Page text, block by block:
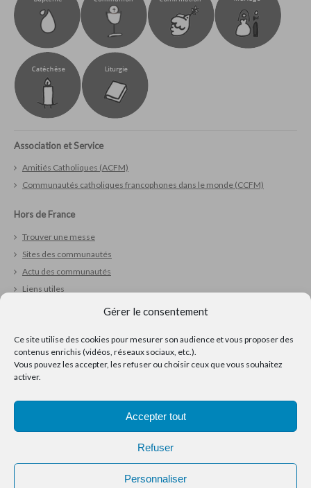
Gérer le consentement
Ce site utilise des cookies pour mesurer son audience et vous proposer des
contenus enrichis (vidéos, réseaux sociaux, etc.).
Vous pouvez les accepter, les refuser ou choisir ceux que vous souhaitez
activer.
Accepter tout
Refuser
Personnaliser
Association et Service
Amitiés Catholiques (ACFM)
Communautés catholiques francophones dans le monde (CCFM)
Hors de France
Trouver une messe
Sites des communautés
Actu des communautés
Liens utiles
Réfléchir
Prier
Ressources pour la pastorale